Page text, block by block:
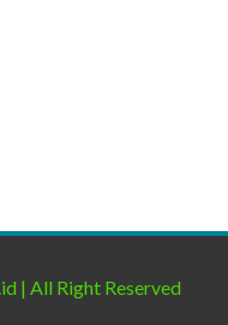
| All Right Reserved